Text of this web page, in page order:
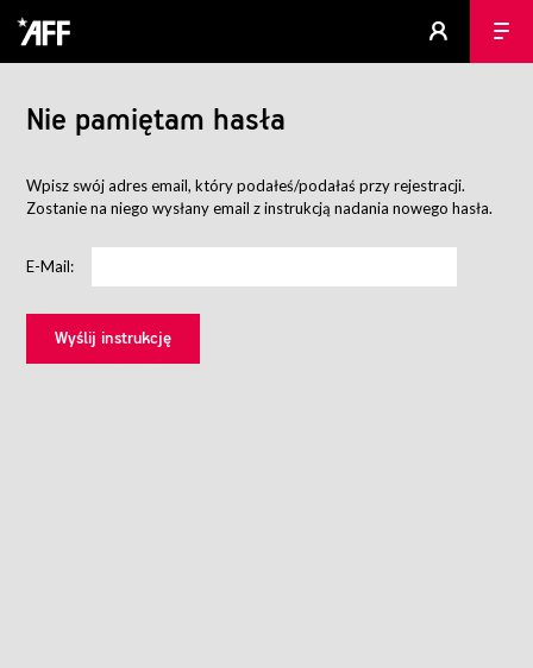
Nie pamiętam hasła
Wpisz swój adres email, który podałeś/podałaś przy rejestracji.
Zostanie na niego wysłany email z instrukcją nadania nowego hasła.
E-Mail: